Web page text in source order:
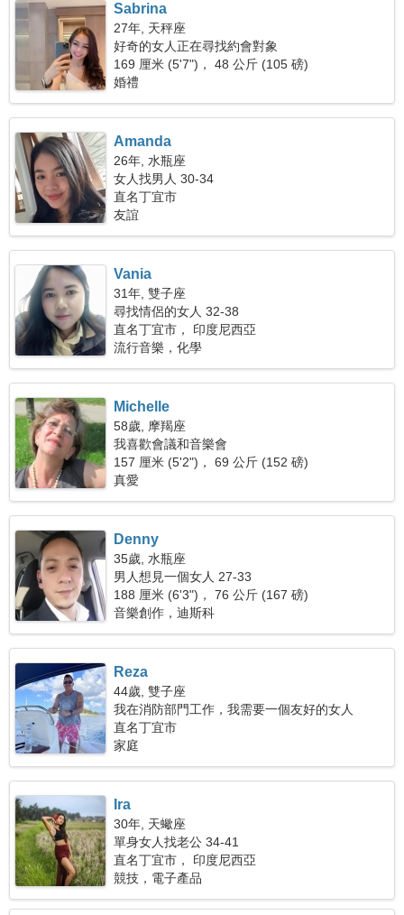
Sabrina
27年, 天秤座
好奇的女人正在尋找約會對象
169 厘米 (5'7")， 48 公斤 (105 磅)
婚禮
Amanda
26年, 水瓶座
女人找男人 30-34
直名丁宜市
友誼
Vania
31年, 雙子座
尋找情侶的女人 32-38
直名丁宜市， 印度尼西亞
流行音樂，化學
Michelle
58歲, 摩羯座
我喜歡會議和音樂會
157 厘米 (5'2")， 69 公斤 (152 磅)
真愛
Denny
35歲, 水瓶座
男人想見一個女人 27-33
188 厘米 (6'3")， 76 公斤 (167 磅)
音樂創作，迪斯科
Reza
44歲, 雙子座
我在消防部門工作，我需要一個友好的女人
直名丁宜市
家庭
Ira
30年, 天蠍座
單身女人找老公 34-41
直名丁宜市， 印度尼西亞
競技，電子產品